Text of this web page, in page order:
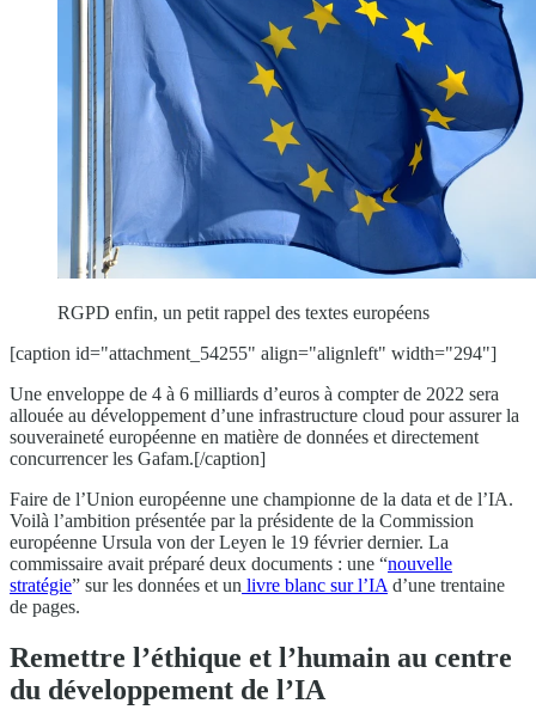
RGPD enfin, un petit rappel des textes européens
[caption id="attachment_54255" align="alignleft" width="294"]
Une enveloppe de 4 à 6 milliards d’euros à compter de 2022 sera
allouée au développement d’une infrastructure cloud pour assurer la
souveraineté européenne en matière de données et directement
concurrencer les Gafam.[/caption]
Faire de l’Union européenne une championne de la data et de l’IA.
Voilà l’ambition présentée par la présidente de la Commission
européenne Ursula von der Leyen le 19 février dernier. La
commissaire avait préparé deux documents : une “nouvelle
stratégie” sur les données et un livre blanc sur l’IA d’une trentaine
de pages.
Remettre l’éthique et l’humain au centre
du développement de l’IA